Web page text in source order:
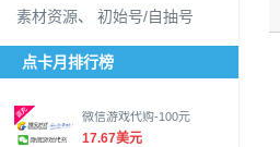
素材资源、 初始号/自抽号
点卡月排行榜
微信游戏代购-100元
17.67美元